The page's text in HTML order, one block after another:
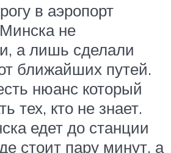
в аэропорт
не
а лишь сделали
ближайших путей.
нюанс который
тех, кто не знает.
едет до станции
стоит пару минут, а